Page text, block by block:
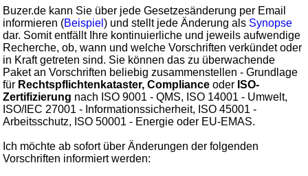
Buzer.de kann Sie über jede Gesetzesänderung per Email
informieren (Beispiel) und stellt jede Änderung als Synopse
dar. Somit entfällt Ihre kontinuierliche und jeweils aufwendige
Recherche, ob, wann und welche Vorschriften verkündet oder
in Kraft getreten sind. Sie können das zu überwachende
Paket an Vorschriften beliebig zusammenstellen - Grundlage
für Rechtspflichtenkataster, Compliance oder ISO-
Zertifizierung nach ISO 9001 - QMS, ISO 14001 - Umwelt,
ISO/IEC 27001 - Informationssicherheit, ISO 45001 -
Arbeitsschutz, ISO 50001 - Energie oder EU-EMAS.
Ich möchte ab sofort über Änderungen der folgenden
Vorschriften informiert werden: